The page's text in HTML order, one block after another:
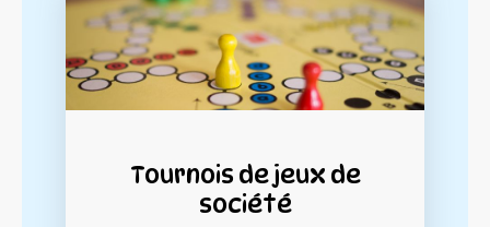
Tournois de jeux de
société